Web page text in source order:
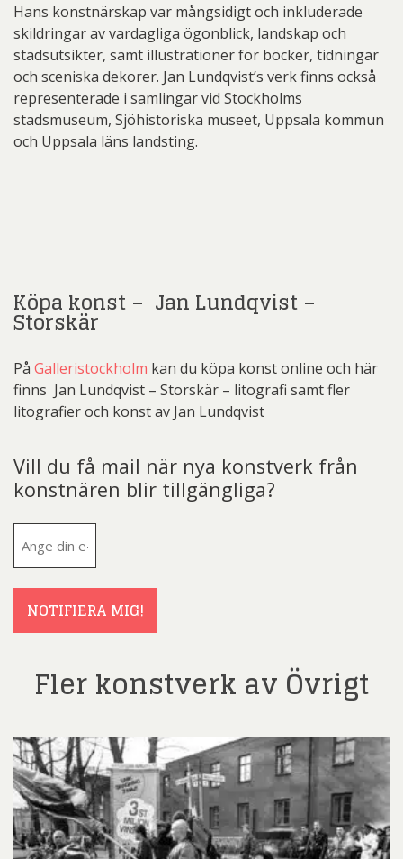
Hans konstnärskap var mångsidigt och inkluderade
skildringar av vardagliga ögonblick, landskap och
stadsutsikter, samt illustrationer för böcker, tidningar
och sceniska dekorer. Jan Lundqvist’s verk finns också
representerade i samlingar vid Stockholms
stadsmuseum, Sjöhistoriska museet, Uppsala kommun
och Uppsala läns landsting.
Köpa konst – Jan Lundqvist –
Storskär
På Galleristockholm kan du köpa konst online och här
finns Jan Lundqvist – Storskär – litografi samt fler
litografier och konst av Jan Lundqvist
Vill du få mail när nya konstverk från
konstnären blir tillgängliga?
NOTIFIERA MIG!
Fler konstverk av Övrigt